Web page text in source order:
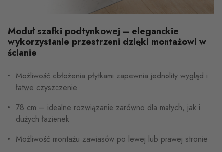
Moduł szafki podtynkowej – eleganckie
wykorzystanie przestrzeni dzięki montażowi w
ścianie
Możliwość obłożenia płytkami zapewnia jednolity wygląd i
łatwe czyszczenie
78 cm – idealne rozwiązanie zarówno dla małych, jak i
dużych łazienek
Możliwość montażu zawiasów po lewej lub prawej stronie